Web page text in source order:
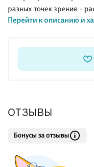
разных точек зрения -
пространства и
экономической,
древнерусского
Перейти к описанию и
ОТЗЫВЫ
Бонусы за отзывы